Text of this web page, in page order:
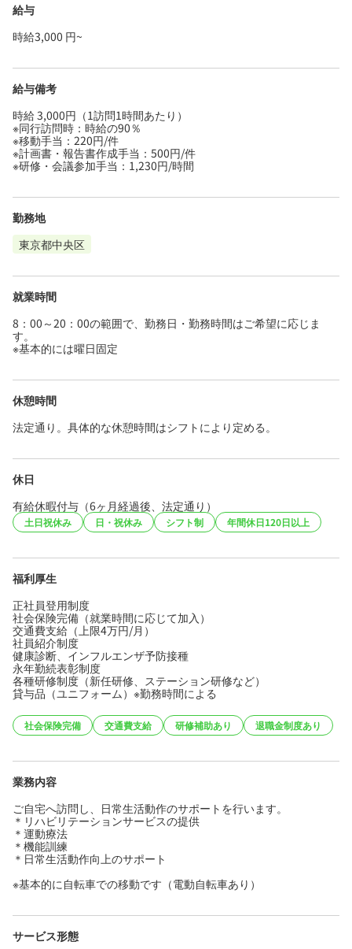
給与
時給3,000 円~
給与備考
時給 3,000円（1訪問1時間あたり）
※同行訪問時：時給の90％
※移動手当：220円/件
※計画書・報告書作成手当：500円/件
※研修・会議参加手当：1,230円/時間
勤務地
東京都中央区
就業時間
8：00～20：00の範囲で、勤務日・勤務時間はご希望に応じま
す。
※基本的には曜日固定
休憩時間
法定通り。具体的な休憩時間はシフトにより定める。
休日
有給休暇付与（6ヶ月経過後、法定通り）
土日祝休み 日・祝休み シフト制 年間休日120日以上
福利厚生
正社員登用制度
社会保険完備（就業時間に応じて加入）
交通費支給（上限4万円/月）
社員紹介制度
健康診断、インフルエンザ予防接種
永年勤続表彰制度
各種研修制度（新任研修、ステーション研修など）
貸与品（ユニフォーム）※勤務時間による
社会保険完備 交通費支給 研修補助あり 退職金制度あり
業務内容
ご自宅へ訪問し、日常生活動作のサポートを行います。
＊リハビリテーションサービスの提供
＊運動療法
＊機能訓練
＊日常生活動作向上のサポート
※基本的に自転車での移動です（電動自転車あり）
サービス形態